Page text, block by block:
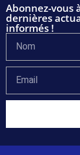
Abonnez-vous
dernières
informés !